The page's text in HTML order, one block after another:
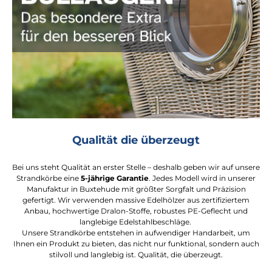
Qualität die überzeugt
Bei uns steht Qualität an erster Stelle – deshalb geben wir auf unsere
Strandkörbe eine 5-jährige Garantie. Jedes Modell wird in unserer
Manufaktur in Buxtehude mit größter Sorgfalt und Präzision
gefertigt. Wir verwenden massive Edelhölzer aus zertifiziertem
Anbau, hochwertige Dralon-Stoffe, robustes PE-Geflecht und
langlebige Edelstahlbeschläge.
Unsere Strandkörbe entstehen in aufwendiger Handarbeit, um
Ihnen ein Produkt zu bieten, das nicht nur funktional, sondern auch
stilvoll und langlebig ist. Qualität, die überzeugt.